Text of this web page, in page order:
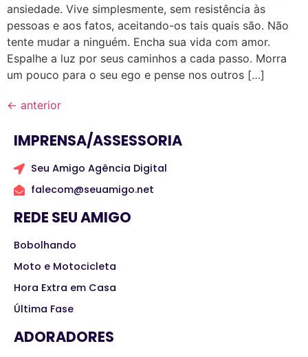
ansiedade. Vive simplesmente, sem resistência às
pessoas e aos fatos, aceitando-os tais quais são. Não
tente mudar a ninguém. Encha sua vida com amor.
Espalhe a luz por seus caminhos a cada passo. Morra
um pouco para o seu ego e pense nos outros […]
← anterior
IMPRENSA/ASSESSORIA
Seu Amigo Agência Digital
falecom@seuamigo.net
REDE SEU AMIGO
Bobolhando
Moto e Motocicleta
Hora Extra em Casa
Última Fase
ADORADORES